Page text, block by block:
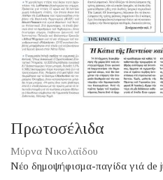
Πρωτοσέλιδα
Μύρνα Νικολαΐδου
Νέο δημοψήφισμα-παγίδα γιά de